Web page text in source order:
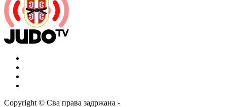
Copyright © Сва права задржана -